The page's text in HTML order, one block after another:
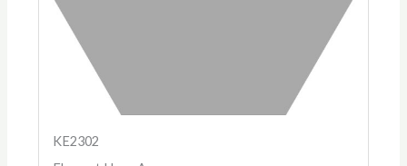
KE2302